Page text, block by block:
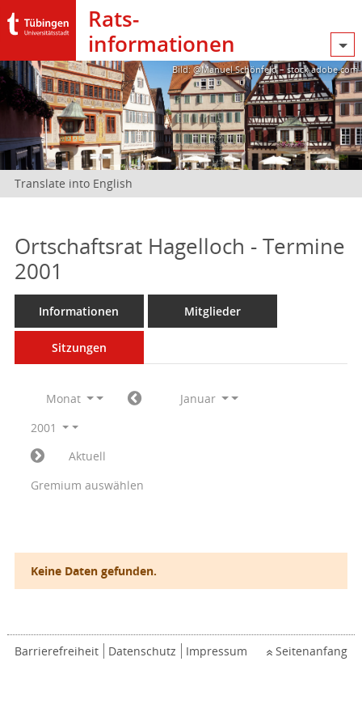
Rats­
informationen
Bild: @Manuel Schönfeld – stock.adobe.com
Translate into English
Ortschaftsrat Hagelloch - Termine
2001
Informationen Mitglieder
Sitzungen
Monat
Januar
2001
Aktuell
Gremium auswählen
Keine Daten gefunden.
Barrierefreiheit Datenschutz Impressum Seitenanfang